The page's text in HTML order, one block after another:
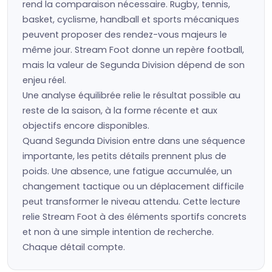
rend la comparaison nécessaire. Rugby, tennis,
basket, cyclisme, handball et sports mécaniques
peuvent proposer des rendez-vous majeurs le
même jour. Stream Foot donne un repère football,
mais la valeur de Segunda Division dépend de son
enjeu réel.
Une analyse équilibrée relie le résultat possible au
reste de la saison, à la forme récente et aux
objectifs encore disponibles.
Quand Segunda Division entre dans une séquence
importante, les petits détails prennent plus de
poids. Une absence, une fatigue accumulée, un
changement tactique ou un déplacement difficile
peut transformer le niveau attendu. Cette lecture
relie Stream Foot à des éléments sportifs concrets
et non à une simple intention de recherche.
Chaque détail compte.